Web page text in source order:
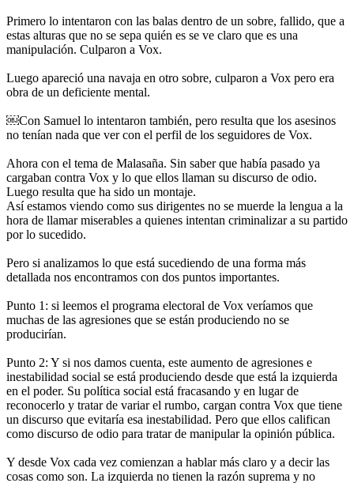
Primero lo intentaron con las balas dentro de un sobre, fallido, que a
estas alturas que no se sepa quién es se ve claro que es una
manipulación. Culparon a Vox.
Luego apareció una navaja en otro sobre, culparon a Vox pero era
obra de un deficiente mental.
￼Con Samuel lo intentaron también, pero resulta que los asesinos
no tenían nada que ver con el perfil de los seguidores de Vox.
Ahora con el tema de Malasaña. Sin saber que había pasado ya
cargaban contra Vox y lo que ellos llaman su discurso de odio.
Luego resulta que ha sido un montaje.
Así estamos viendo como sus dirigentes no se muerde la lengua a la
hora de llamar miserables a quienes intentan criminalizar a su partido
por lo sucedido.
Pero si analizamos lo que está sucediendo de una forma más
detallada nos encontramos con dos puntos importantes.
Punto 1: si leemos el programa electoral de Vox veríamos que
muchas de las agresiones que se están produciendo no se
producirían.
Punto 2: Y si nos damos cuenta, este aumento de agresiones e
inestabilidad social se está produciendo desde que está la izquierda
en el poder. Su política social está fracasando y en lugar de
reconocerlo y tratar de variar el rumbo, cargan contra Vox que tiene
un discurso que evitaría esa inestabilidad. Pero que ellos califican
como discurso de odio para tratar de manipular la opinión pública.
Y desde Vox cada vez comienzan a hablar más claro y a decir las
cosas como son. La izquierda no tienen la razón suprema y no